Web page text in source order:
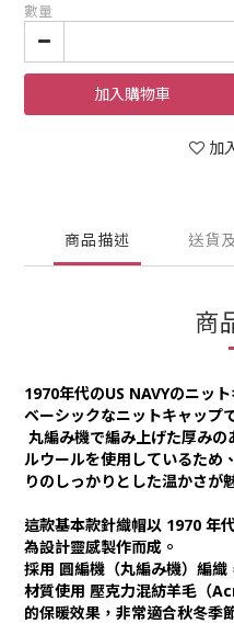
數量
加入購物車
加
商品描述 送貨
商
1970年代のUS NAVYのニッ
ベーシックなニットキャップ
丸編み機で編み上げた厚みの
ルウールを使用しているため
りのしっかりとした温かさが
這款基本款針織帽以 1970 年
為設計靈感製作而成。
採用 圓編機（丸編み機）編織
材質使用 壓克力混紡羊毛（
的保暖效果，非常適合秋冬季